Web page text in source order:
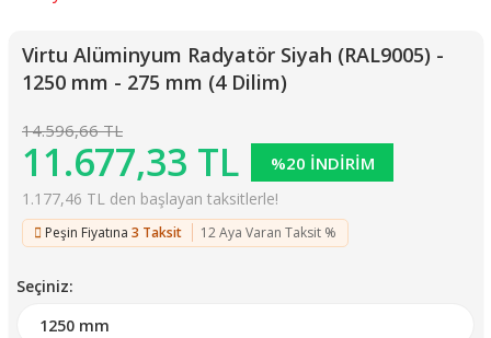
Virtu Alüminyum Radyatör Siyah (RAL9005) -
1250 mm - 275 mm (4 Dilim)
14.596,66 TL
11.677,33 TL %20 İNDİRİM
1.177,46 TL den başlayan taksitlerle!
Peşin Fiyatına 3 Taksit 12 Aya Varan Taksit %
Seçiniz: